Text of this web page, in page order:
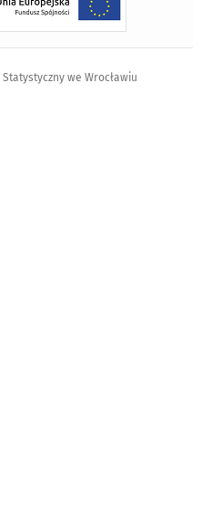
we Wrocławiu